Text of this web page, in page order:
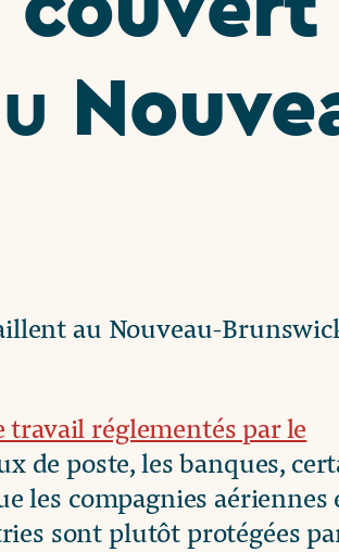
au Nouveau-
réglementés par le
de poste, les banques,
les compagnies aériennes
sont plutôt protégées